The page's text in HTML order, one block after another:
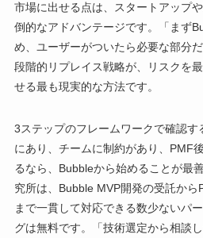
市場に出せる点は、スタートアップ
倒的なアドバンテージです。「まず
め、ユーザーがついたら必要な部分
段階的リプレイス戦略が、リスクを
せる最も現実的な方法です。
3ステップのフレームワークで確認す
にあり、チームに制約があり、PMF
るなら、Bubbleから始めることが最
究所は、Bubble MVP開発の受託か
まで一貫して対応できる数少ないパ
グは無料です。「技術選定から相談